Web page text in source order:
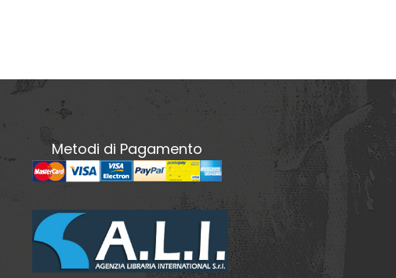
Metodi di Pagamento